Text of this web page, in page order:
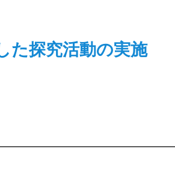
た探究活動の実施